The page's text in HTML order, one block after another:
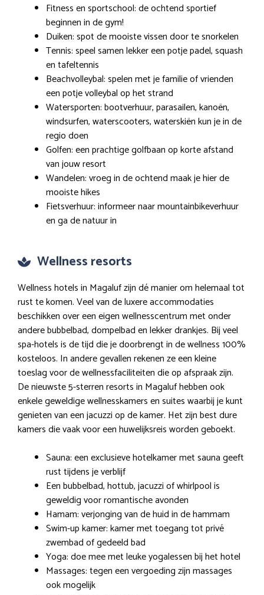
Fitness en sportschool: de ochtend sportief
beginnen in de gym!
Duiken: spot de mooiste vissen door te snorkelen
Tennis: speel samen lekker een potje padel, squash
en tafeltennis
Beachvolleybal: spelen met je familie of vrienden
een potje volleybal op het strand
Watersporten: bootverhuur, parasailen, kanoën,
windsurfen, waterscooters, waterskiën kun je in de
regio doen
Golfen: een prachtige golfbaan op korte afstand
van jouw resort
Wandelen: vroeg in de ochtend maak je hier de
mooiste hikes
Fietsverhuur: informeer naar mountainbikeverhuur
en ga de natuur in
Wellness resorts
Wellness hotels in Magaluf zijn dé manier om helemaal tot
rust te komen. Veel van de luxere accommodaties
beschikken over een eigen wellnesscentrum met onder
andere bubbelbad, dompelbad en lekker drankjes. Bij veel
spa-hotels is de tijd die je doorbrengt in de wellness 100%
kosteloos. In andere gevallen rekenen ze een kleine
toeslag voor de wellnessfaciliteiten die op afspraak zijn.
De nieuwste 5-sterren resorts in Magaluf hebben ook
enkele geweldige wellnesskamers en suites waarbij je kunt
genieten van een jacuzzi op de kamer. Het zijn best dure
kamers die vaak voor een huwelijksreis worden geboekt.
Sauna: een exclusieve hotelkamer met sauna geeft
rust tijdens je verblijf
Een bubbelbad, hottub, jacuzzi of whirlpool is
geweldig voor romantische avonden
Hamam: verjonging van de huid in de hammam
Swim-up kamer: kamer met toegang tot privé
zwembad of gedeeld bad
Yoga: doe mee met leuke yogalessen bij het hotel
Massages: tegen een vergoeding zijn massages
ook mogelijk